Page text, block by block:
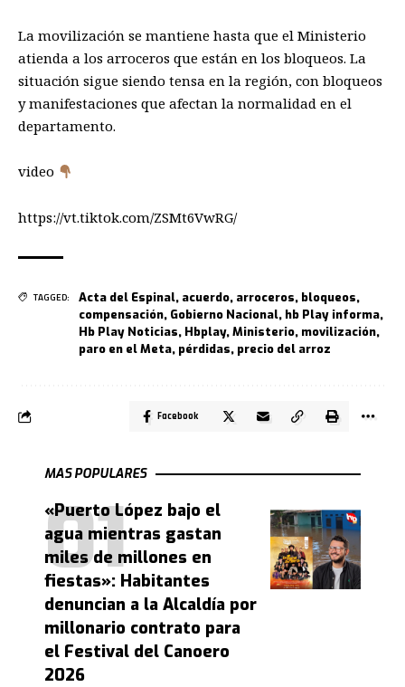
La movilización se mantiene hasta que el Ministerio
atienda a los arroceros que están en los bloqueos. La
situación sigue siendo tensa en la región, con bloqueos
y manifestaciones que afectan la normalidad en el
departamento.
video
https://vt.tiktok.com/ZSMt6VwRG/
TAGGED: Acta del Espinal, acuerdo, arroceros, bloqueos,
compensación, Gobierno Nacional, hb Play informa,
Hb Play Noticias, Hbplay,Ministerio, movilización,
paro en el Meta, pérdidas, precio del arroz
Facebook
MAS POPULARES
«Puerto López bajo el
agua mientras gastan
miles de millones en
fiestas»: Habitantes
denuncian a la Alcaldía por
millonario contrato para
el Festival del Canoero
2026